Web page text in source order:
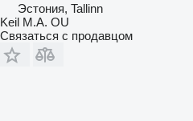
Эстония, Tallinn
Keil M.A. OU
Связаться с продавцом